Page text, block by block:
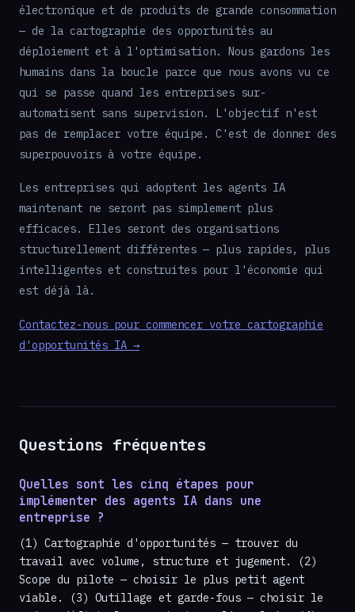
électronique et de produits de grande consommation
— de la cartographie des opportunités au
déploiement et à l'optimisation. Nous gardons les
humains dans la boucle parce que nous avons vu ce
qui se passe quand les entreprises sur-
automatisent sans supervision. L'objectif n'est
pas de remplacer votre équipe. C'est de donner des
superpouvoirs à votre équipe.
Les entreprises qui adoptent les agents IA
maintenant ne seront pas simplement plus
efficaces. Elles seront des organisations
structurellement différentes — plus rapides, plus
intelligentes et construites pour l'économie qui
est déjà là.
Contactez-nous pour commencer votre cartographie
d'opportunités IA →
Questions fréquentes
Quelles sont les cinq étapes pour
implémenter des agents IA dans une
entreprise ?
(1) Cartographie d'opportunités — trouver du
travail avec volume, structure et jugement. (2)
Scope du pilote — choisir le plus petit agent
viable. (3) Outillage et garde-fous — choisir le